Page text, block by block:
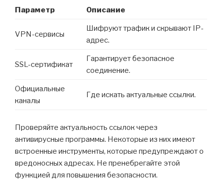
Параметр Описание
VPN-сервисы
Шифруют трафик и скрывают IP-
адрес.
SSL-сертификат
Гарантирует безопасное
соединение.
Официальные
каналы
Где искать актуальные ссылки.
Проверяйте актуальность ссылок через
антивирусные программы. Некоторые из них имеют
встроенные инструменты, которые предупреждают о
вредоносных адресах. Не пренебрегайте этой
функцией для повышения безопасности.